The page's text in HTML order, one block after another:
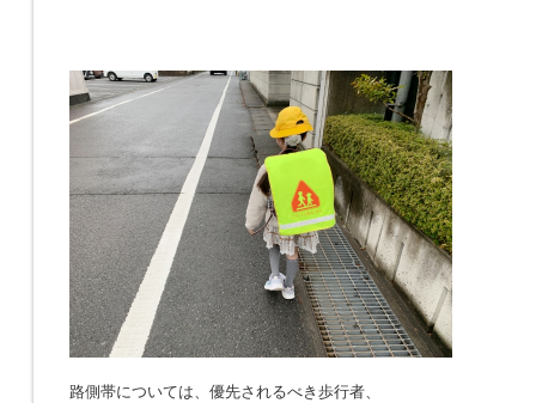
路側帯については、優先されるべき歩行者、